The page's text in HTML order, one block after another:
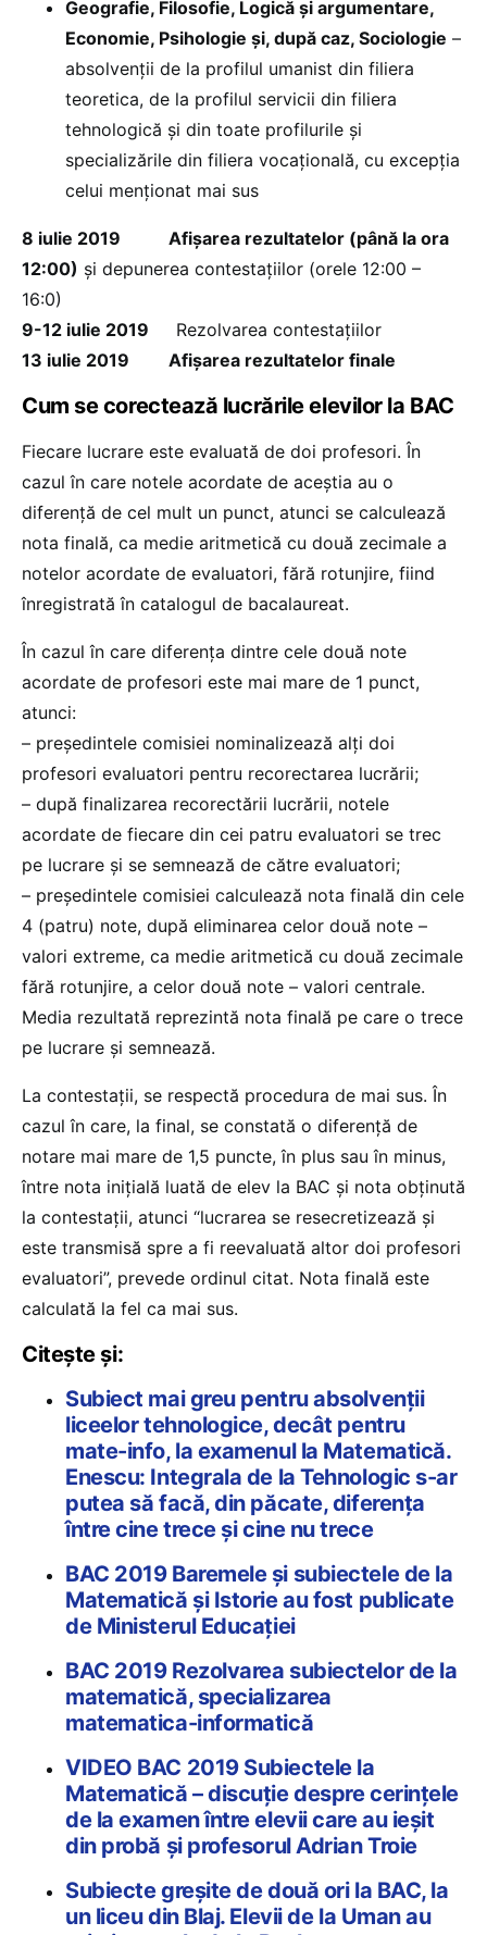
Geografie, Filosofie, Logică și argumentare,
Economie, Psihologie și, după caz, Sociologie –
absolvenții de la profilul umanist din filiera
teoretica, de la profilul servicii din filiera
tehnologică și din toate profilurile și
specializările din filiera vocațională, cu excepția
celui menționat mai sus
8 iulie 2019 Afișarea rezultatelor (până la ora
12:00) și depunerea contestațiilor (orele 12:00 –
16:0)
9-12 iulie 2019 Rezolvarea contestațiilor
13 iulie 2019 Afișarea rezultatelor finale
Cum se corectează lucrările elevilor la BAC
Fiecare lucrare este evaluată de doi profesori. În
cazul în care notele acordate de aceștia au o
diferență de cel mult un punct, atunci se calculează
nota finală, ca medie aritmetică cu două zecimale a
notelor acordate de evaluatori, fără rotunjire, fiind
înregistrată în catalogul de bacalaureat.
În cazul în care diferența dintre cele două note
acordate de profesori este mai mare de 1 punct,
atunci:
– preşedintele comisiei nominalizează alţi doi
profesori evaluatori pentru recorectarea lucrării;
– după finalizarea recorectării lucrării, notele
acordate de fiecare din cei patru evaluatori se trec
pe lucrare şi se semnează de către evaluatori;
– preşedintele comisiei calculează nota finală din cele
4 (patru) note, după eliminarea celor două note –
valori extreme, ca medie aritmetică cu două zecimale
fără rotunjire, a celor două note – valori centrale.
Media rezultată reprezintă nota finală pe care o trece
pe lucrare şi semnează.
La contestații, se respectă procedura de mai sus. În
cazul în care, la final, se constată o diferenţă de
notare mai mare de 1,5 puncte, în plus sau în minus,
între nota inițială luată de elev la BAC şi nota obținută
la contestaţii, atunci “lucrarea se resecretizează şi
este transmisă spre a fi reevaluată altor doi profesori
evaluatori”, prevede ordinul citat. Nota finală este
calculată la fel ca mai sus.
Citește și:
Subiect mai greu pentru absolvenții
liceelor tehnologice, decât pentru
mate-info, la examenul la Matematică.
Enescu: Integrala de la Tehnologic s-ar
putea să facă, din păcate, diferența
între cine trece și cine nu trece
BAC 2019 Baremele și subiectele de la
Matematică și Istorie au fost publicate
de Ministerul Educației
BAC 2019 Rezolvarea subiectelor de la
matematică, specializarea
matematica-informatică
VIDEO BAC 2019 Subiectele la
Matematică – discuție despre cerințele
de la examen între elevii care au ieșit
din probă și profesorul Adrian Troie
Subiecte greșite de două ori la BAC, la
un liceu din Blaj. Elevii de la Uman au